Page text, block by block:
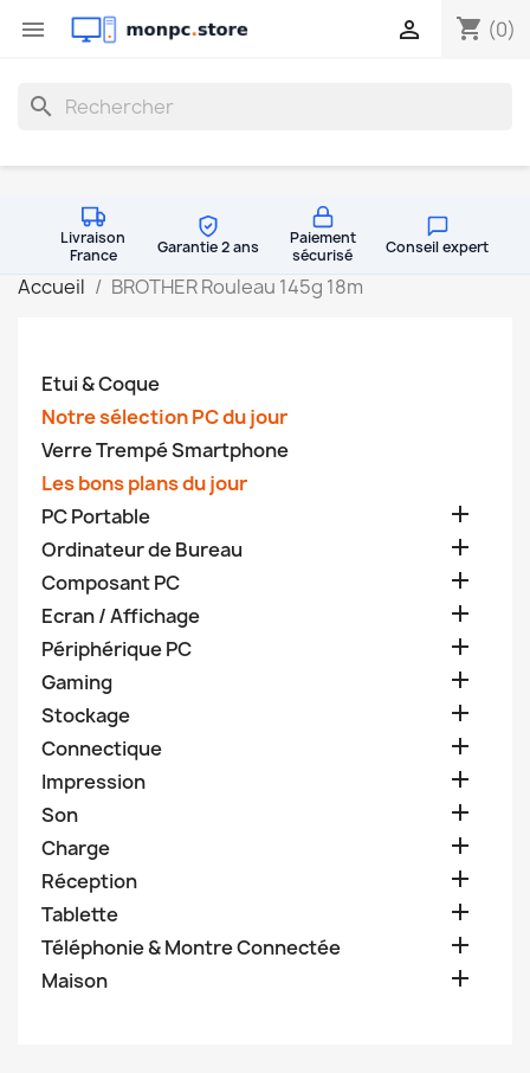
 shopping_cart (0)

search
Livraison
France
Garantie 2 ans
Paiement
sécurisé
Conseil expert
Accueil BROTHER Rouleau 145g 18m
Etui & Coque
Notre sélection PC du jour
Verre Trempé Smartphone
Les bons plans du jour
PC Portable

Ordinateur de Bureau 
Composant PC 
Ecran / Affichage 
Périphérique PC 
Gaming 
Stockage 
Connectique 
Impression 
Son 
Charge 
Réception 
Tablette 
Téléphonie & Montre Connectée 
Maison 